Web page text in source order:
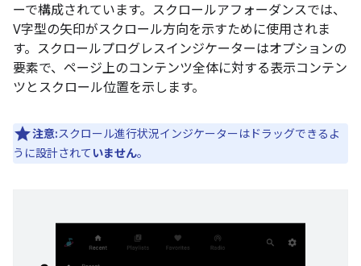
ーで構成されています。スクロールアフォーダンスでは、
V字型の矢印がスクロール方向を示すために使用されま
す。スクロールプログレスインジケーターはオプションの
要素で、ページ上のコンテンツ全体に対する表示コンテン
ツとスクロール位置を示します。
注意:スクロール進行状況インジケーターはドラッグできるよ
うに設計されて いません。